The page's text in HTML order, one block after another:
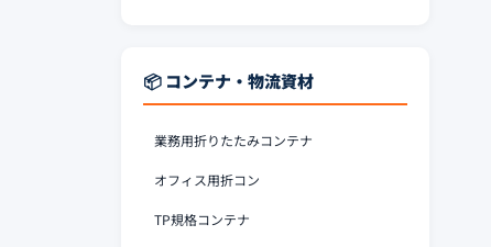
📦 コンテナ・物流資材
業務用折りたたみコンテナ
オフィス用折コン
TP規格コンテナ